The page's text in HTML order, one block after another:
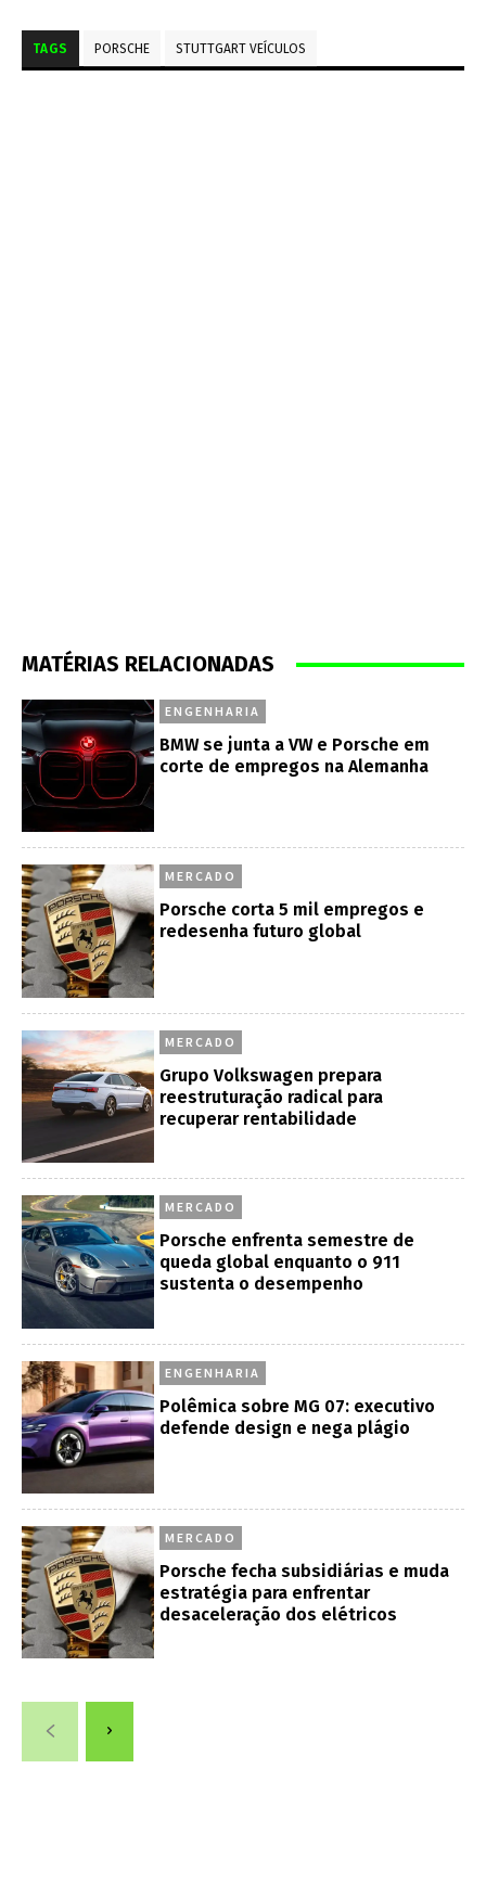
TAGS PORSCHE STUTTGART VEÍCULOS
MATÉRIAS RELACIONADAS
ENGENHARIA
BMW se junta a VW e Porsche em
corte de empregos na Alemanha
MERCADO
Porsche corta 5 mil empregos e
redesenha futuro global
MERCADO
Grupo Volkswagen prepara
reestruturação radical para
recuperar rentabilidade
MERCADO
Porsche enfrenta semestre de
queda global enquanto o 911
sustenta o desempenho
ENGENHARIA
Polêmica sobre MG 07: executivo
defende design e nega plágio
MERCADO
Porsche fecha subsidiárias e muda
estratégia para enfrentar
desaceleração dos elétricos